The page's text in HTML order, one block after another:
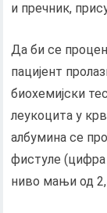
и пречник,
Да би се
пацијент
биохемијски
леукоцита у
албумина се
фистуле (цифра
ниво мањи од